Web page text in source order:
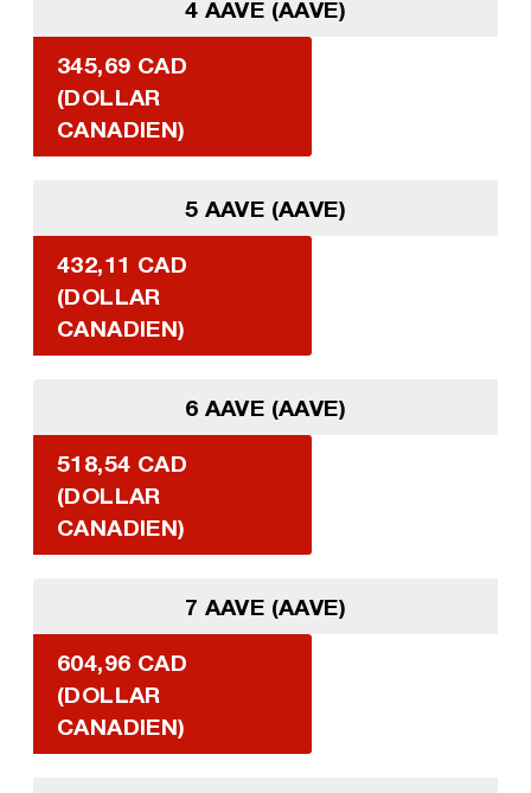
4 AAVE (AAVE)
345,69 CAD
(DOLLAR
CANADIEN)
5 AAVE (AAVE)
432,11 CAD
(DOLLAR
CANADIEN)
6 AAVE (AAVE)
518,54 CAD
(DOLLAR
CANADIEN)
7 AAVE (AAVE)
604,96 CAD
(DOLLAR
CANADIEN)